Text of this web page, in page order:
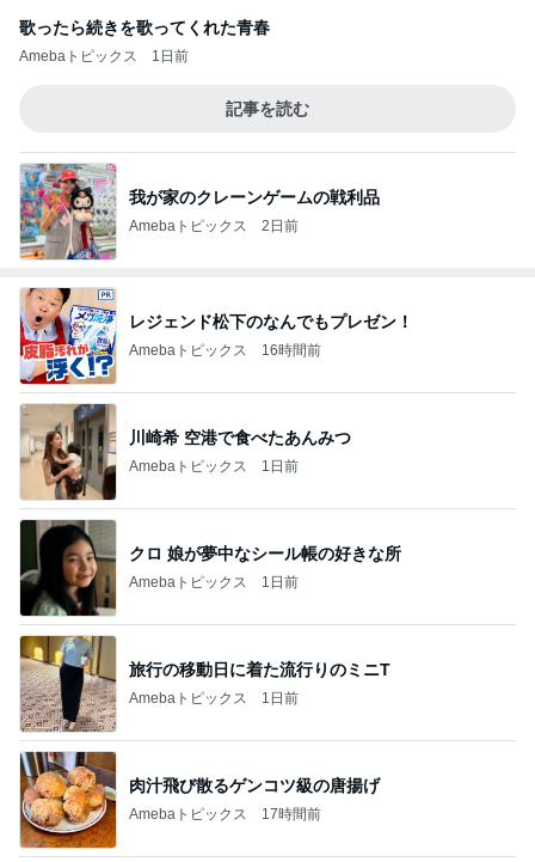
歌ったら続きを歌ってくれた青春
Amebaトピックス 1日前
記事を読む
我が家のクレーンゲームの戦利品
Amebaトピックス 2日前
レジェンド松下のなんでもプレゼン！
Amebaトピックス 16時間前
川崎希 空港で食べたあんみつ
Amebaトピックス 1日前
クロ 娘が夢中なシール帳の好きな所
Amebaトピックス 1日前
旅行の移動日に着た流行りのミニT
Amebaトピックス 1日前
肉汁飛び散るゲンコツ級の唐揚げ
Amebaトピックス 17時間前